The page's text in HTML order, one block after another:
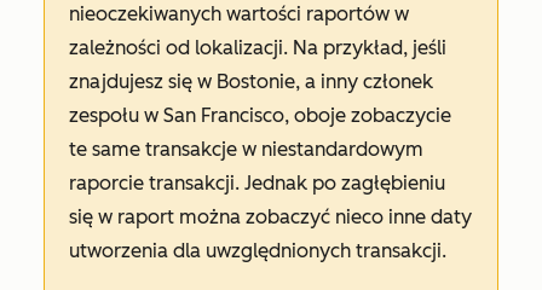
nieoczekiwanych wartości raportów w
zależności od lokalizacji. Na przykład, jeśli
znajdujesz się w Bostonie, a inny członek
zespołu w San Francisco, oboje zobaczycie
te same transakcje w niestandardowym
raporcie transakcji. Jednak po zagłębieniu
się w raport można zobaczyć nieco inne daty
utworzenia dla uwzględnionych transakcji.